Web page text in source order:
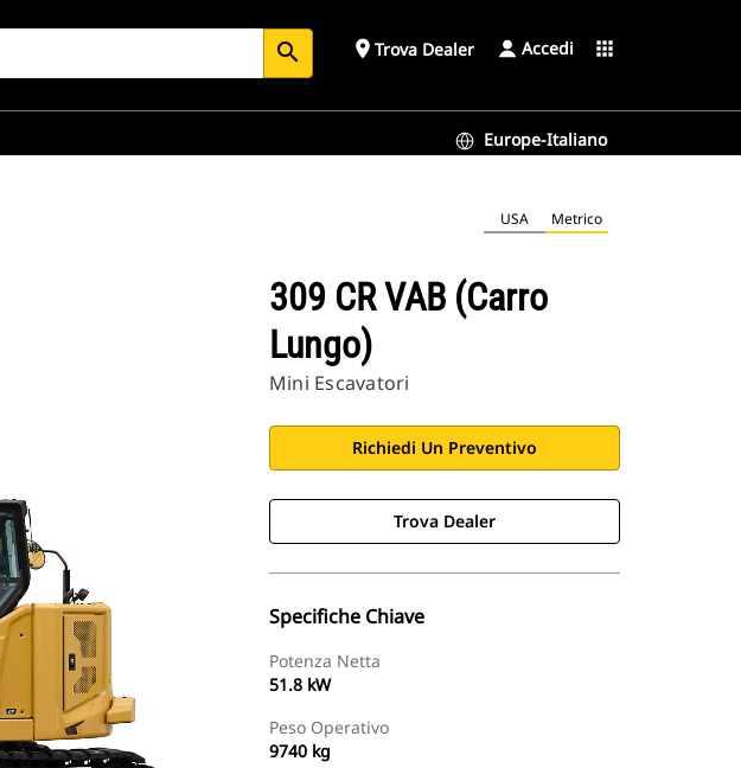
search place Trova Dealer Accedi apps
Europe-Italiano
USA Metrico
309 CR VAB (carro
Lungo)
Mini Escavatori
Richiedi Un Preventivo
Trova Dealer
Specifiche Chiave
Potenza Netta
51.8 kW
Peso Operativo
9740 kg